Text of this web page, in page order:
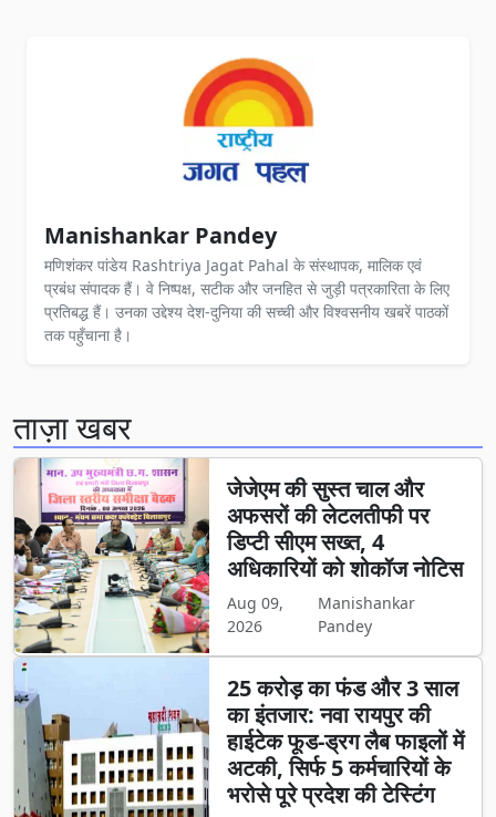
Manishankar Pandey
मणिशंकर पांडेय Rashtriya Jagat Pahal के संस्थापक, मालिक एवं
प्रबंध संपादक हैं। वे निष्पक्ष, सटीक और जनहित से जुड़ी पत्रकारिता के लिए
प्रतिबद्ध हैं। उनका उद्देश्य देश-दुनिया की सच्ची और विश्वसनीय खबरें पाठकों
तक पहुँचाना है।
ताज़ा खबर
जेजेएम की सुस्त चाल और
अफसरों की लेटलतीफी पर
डिप्टी सीएम सख्त, 4
अधिकारियों को शोकॉज नोटिस
Aug 09,
2026
Manishankar
Pandey
25 करोड़ का फंड और 3 साल
का इंतजार: नवा रायपुर की
हाईटेक फूड-ड्रग लैब फाइलों में
अटकी, सिर्फ 5 कर्मचारियों के
भरोसे पूरे प्रदेश की टेस्टिंग